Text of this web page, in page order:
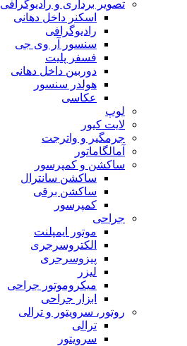
تصویر برداری و رادیوگرافی
اسکنر داخل دهانی
رادیوگرافی
سنسور آر وی جی
فسفر پلیت
دوربین داخل دهانی
هولدر سنسور
عکاسی
لوپ
لایت کیور
جرمگیر و واترجت
آمالگاماتور
ساکشن و کمپرسور
ساکشن سانترال
ساکشن برقی
کمپرسور
جراحی
موتور ایمپلنت
الکتروسرجری
پیزوسرجری
لیزر
میکروموتور جراحی
ابزار جراحی
روتور، سرویتور و ترالی
ترالی
سرویتور